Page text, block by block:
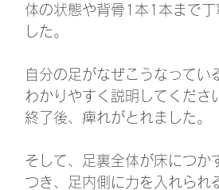
体の状態や背骨1本1本まで
した。
自分の足がなぜこうなってい
わかりやすく説明してくださ
終了後、痺れがとれました。
そして、足裏全体が床につか
つき、足内側に力を入れられ